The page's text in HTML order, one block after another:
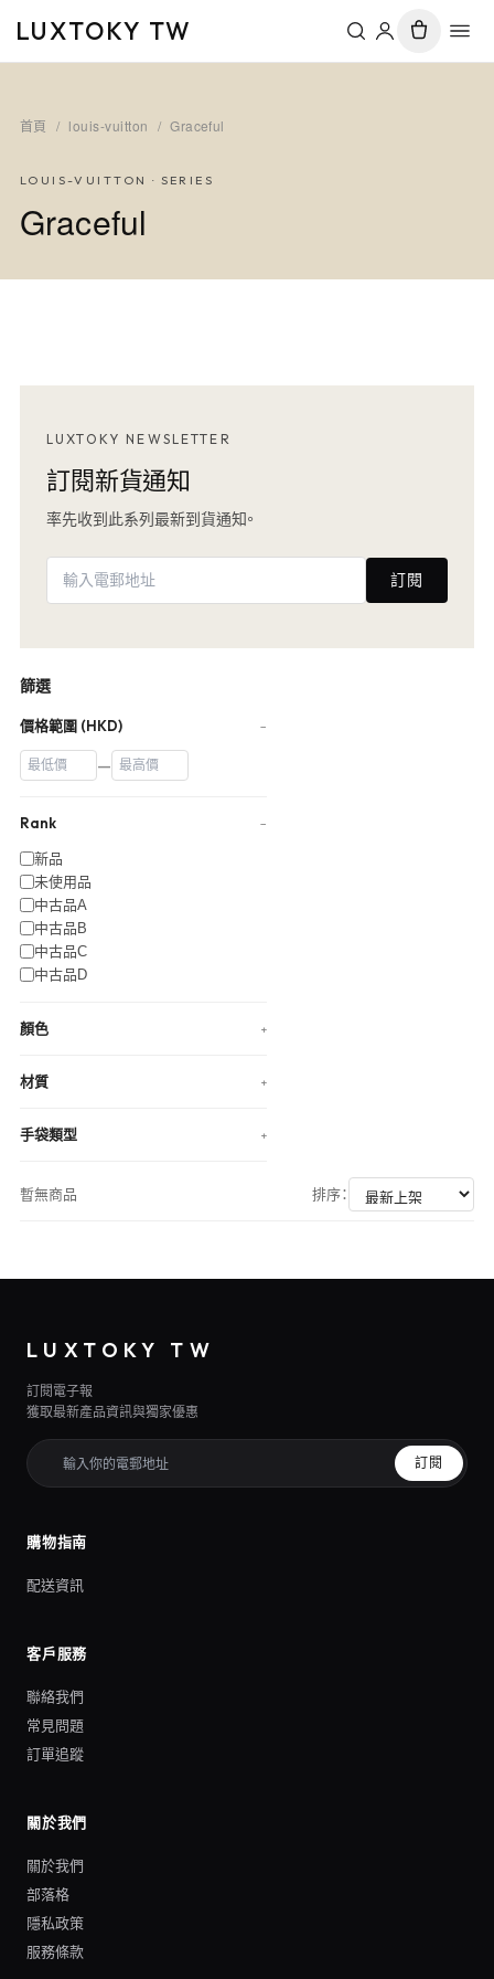
LUXTOKY TW
首頁 / louis-vuitton / Graceful
LOUIS-VUITTON · SERIES
Graceful
LUXTOKY NEWSLETTER
訂閱新貨通知
率先收到此系列最新到貨通知。
訂閱
篩選
價格範圍 (HKD) −
—
Rank −
新品
未使用品
中古品A
中古品B
中古品C
中古品D
顏色 +
材質 +
手袋類型 +
暫無商品 排序：
LUXTOKY TW
訂閱電子報
獲取最新產品資訊與獨家優惠
訂閱
購物指南
配送資訊
客戶服務
聯絡我們
常見問題
訂單追蹤
關於我們
關於我們
部落格
隱私政策
服務條款